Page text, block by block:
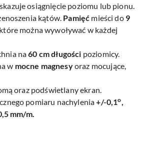
osiągnięcie poziomu lub pionu.
kątów. Pamięć mieści do 9
można wywoływać w każdej
na60 cm długości poziomicy.
w mocne magnesyoraz mocujące,
oraz podświetlany ekran.
pomiaru nachylenia+/-0,1o,
mm/m.